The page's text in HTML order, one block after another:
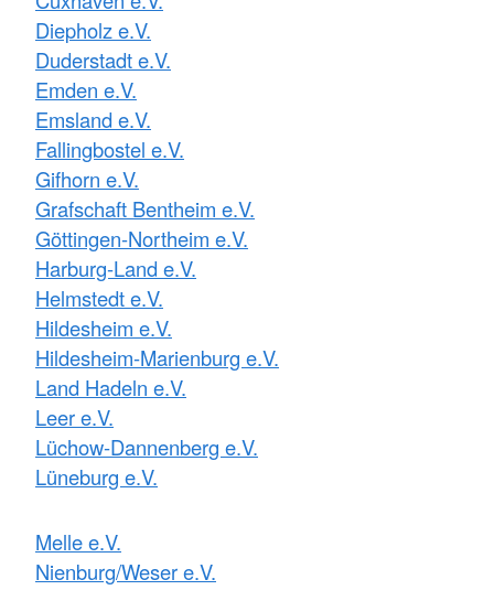
Diepholz e.V.
Duderstadt e.V.
Emden e.V.
Emsland e.V.
Fallingbostel e.V.
Gifhorn e.V.
Grafschaft Bentheim e.V.
Göttingen-Northeim e.V.
Harburg-Land e.V.
Helmstedt e.V.
Hildesheim e.V.
Hildesheim-Marienburg e.V.
Land Hadeln e.V.
Leer e.V.
Lüchow-Dannenberg e.V.
Lüneburg e.V.
Melle e.V.
Nienburg/Weser e.V.